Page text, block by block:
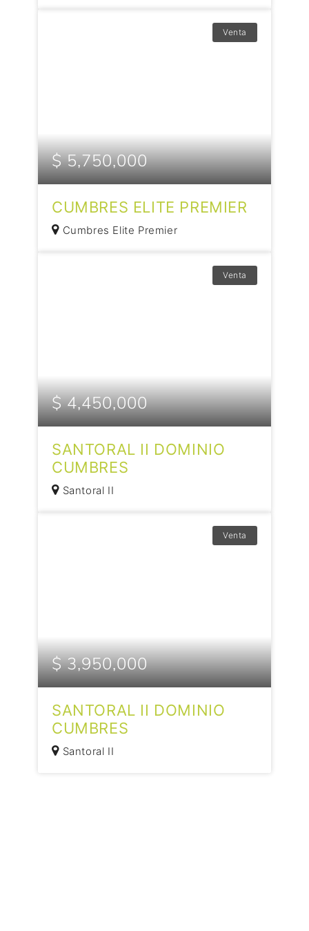
Venta
$ 5,750,000
CUMBRES ELITE PREMIER
Cumbres Elite Premier
Venta
$ 4,450,000
SANTORAL II DOMINIO
CUMBRES
Santoral II
Venta
$ 3,950,000
SANTORAL II DOMINIO
CUMBRES
Santoral II